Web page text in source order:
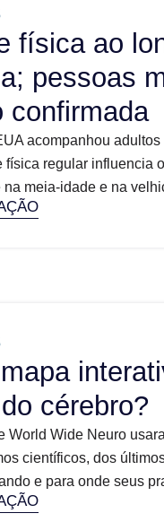
física ao
pessoas
confirmada
acompanhou
física regular influencia
meia-idade e na
cérebro?
World Wide Neuro
científicos, dos
e para onde seus